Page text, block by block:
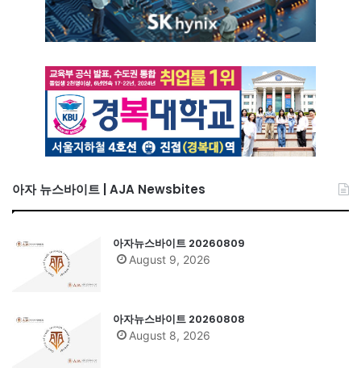
아자 뉴스바이트 | AJA Newsbites
아자뉴스바이트 20260809
August 9, 2026
아자뉴스바이트 20260808
August 8, 2026